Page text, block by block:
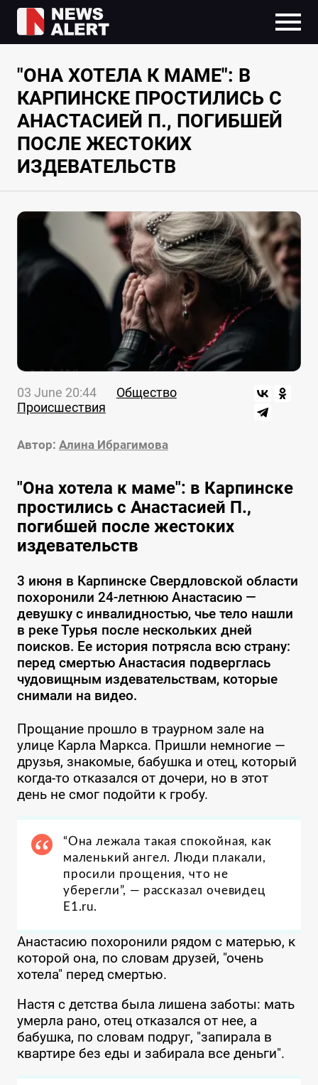
"ОНА ХОТЕЛА К МАМЕ": В
КАРПИНСКЕ ПРОСТИЛИСЬ С
АНАСТАСИЕЙ П., ПОГИБШЕЙ
ПОСЛЕ ЖЕСТОКИХ
ИЗДЕВАТЕЛЬСТВ
03 June 20:44
Общество
Происшествия
Автор: Алина Ибрагимова
"Она хотела к маме": в Карпинске
простились с Анастасией П.,
погибшей после жестоких
издевательств
3 июня в Карпинске Свердловской области
похоронили 24-летнюю Анастасию —
девушку с инвалидностью, чье тело нашли
в реке Турья после нескольких дней
поисков. Ее история потрясла всю страну:
перед смертью Анастасия подверглась
чудовищным издевательствам, которые
снимали на видео.
Прощание прошло в траурном зале на
улице Карла Маркса. Пришли немногие —
друзья, знакомые, бабушка и отец, который
когда-то отказался от дочери, но в этот
день не смог подойти к гробу.
“Она лежала такая спокойная, как
маленький ангел. Люди плакали,
просили прощения, что не
уберегли”, — рассказал очевидец
E1.ru.
Анастасию похоронили рядом с матерью, к
которой она, по словам друзей, "очень
хотела" перед смертью.
Настя с детства была лишена заботы: мать
умерла рано, отец отказался от нее, а
бабушка, по словам подруг, "запирала в
квартире без еды и забирала все деньги".